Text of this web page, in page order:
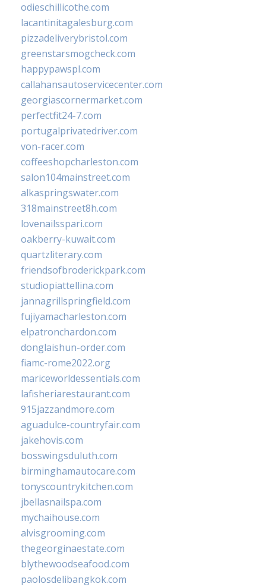
odieschillicothe.com
lacantinitagalesburg.com
pizzadeliverybristol.com
greenstarsmogcheck.com
happypawspl.com
callahansautoservicecenter.com
georgiascornermarket.com
perfectfit24-7.com
portugalprivatedriver.com
von-racer.com
coffeeshopcharleston.com
salon104mainstreet.com
alkaspringswater.com
318mainstreet8h.com
lovenailsspari.com
oakberry-kuwait.com
quartzliterary.com
friendsofbroderickpark.com
studiopiattellina.com
jannagrillspringfield.com
fujiyamacharleston.com
elpatronchardon.com
donglaishun-order.com
fiamc-rome2022.org
mariceworldessentials.com
lafisheriarestaurant.com
915jazzandmore.com
aguadulce-countryfair.com
jakehovis.com
bosswingsduluth.com
birminghamautocare.com
tonyscountrykitchen.com
jbellasnailspa.com
mychaihouse.com
alvisgrooming.com
thegeorginaestate.com
blythewoodseafood.com
paolosdelibangkok.com